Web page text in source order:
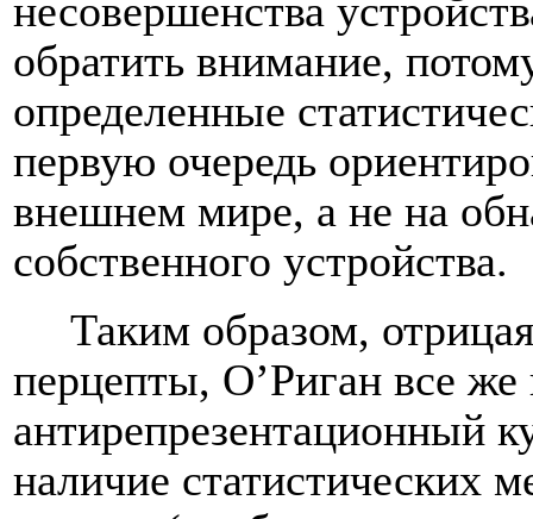
несовершенства
обратить внимание,
определенные
первую очередь
внешнем мире, а не на
собственного устройства.
Таким образом,
перцепты, О’Риган все же
антирепрезентационный
наличие статистических